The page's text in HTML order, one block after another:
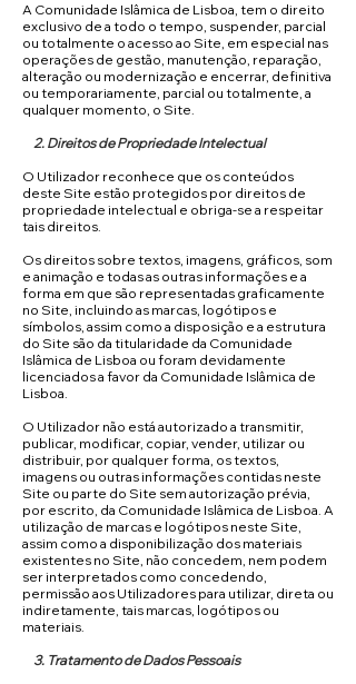
A Comunidade Islâmica de Lisboa, tem o direito
exclusivo de a todo o tempo, suspender, parcial
ou totalmente o acesso ao Site, em especial nas
operações de gestão, manutenção, reparação,
alteração ou modernização e encerrar, definitiva
ou temporariamente, parcial ou totalmente, a
qualquer momento, o Site.
2. Direitos de Propriedade Intelectual
O Utilizador reconhece que os conteúdos
deste Site estão protegidos por direitos de
propriedade intelectual e obriga-se a respeitar
tais direitos.
Os direitos sobre textos, imagens, gráficos, som
e animação e todas as outras informações e a
forma em que são representadas graficamente
no Site, incluindo as marcas, logótipos e
símbolos, assim como a disposição e a estrutura
do Site são da titularidade da Comunidade
Islâmica de Lisboa ou foram devidamente
licenciados a favor da Comunidade Islâmica de
Lisboa.
O Utilizador não está autorizado a transmitir,
publicar, modificar, copiar, vender, utilizar ou
distribuir, por qualquer forma, os textos,
imagens ou outras informações contidas neste
Site ou parte do Site sem autorização prévia,
por escrito, da Comunidade Islâmica de Lisboa. A
utilização de marcas e logótipos neste Site,
assim como a disponibilização dos materiais
existentes no Site, não concedem, nem podem
ser interpretados como concedendo,
permissão aos Utilizadores para utilizar, direta ou
indiretamente, tais marcas, logótipos ou
materiais.
3. Tratamento de Dados Pessoais